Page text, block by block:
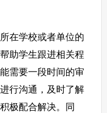
在学校或者单位的
助学生跟进相关程
需要一段时间的审
行沟通，及时了解
极配合解决。同